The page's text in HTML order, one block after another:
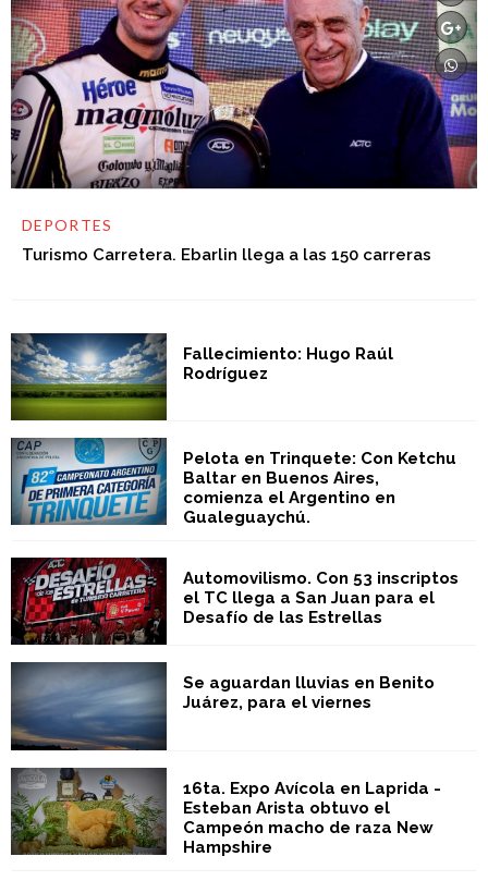
DEPORTES
Turismo Carretera. Ebarlin llega a las 150 carreras
Fallecimiento: Hugo Raúl
Rodríguez
Pelota en Trinquete: Con Ketchu
Baltar en Buenos Aires,
comienza el Argentino en
Gualeguaychú.
Automovilismo. Con 53 inscriptos
el TC llega a San Juan para el
Desafío de las Estrellas
Se aguardan lluvias en Benito
Juárez, para el viernes
16ta. Expo Avícola en Laprida -
Esteban Arista obtuvo el
Campeón macho de raza New
Hampshire